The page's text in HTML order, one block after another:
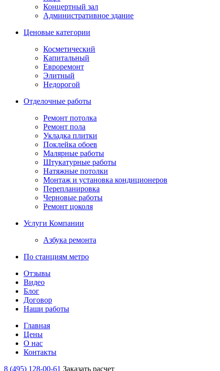
Концертный зал
Административное здание
Ценовые категории
Косметический
Капитальный
Евроремонт
Элитный
Недорогой
Отделочные работы
Ремонт потолка
Ремонт пола
Укладка плитки
Поклейка обоев
Малярные работы
Штукатурные работы
Натяжные потолки
Монтаж и установка кондиционеров
Перепланировка
Черновые работы
Ремонт цоколя
Услуги Компании
Азбука ремонта
По станциям метро
Отзывы
Видео
Блог
Договор
Наши работы
Главная
Цены
О нас
Контакты
8 (495) 128-00-61 Заказать расчет